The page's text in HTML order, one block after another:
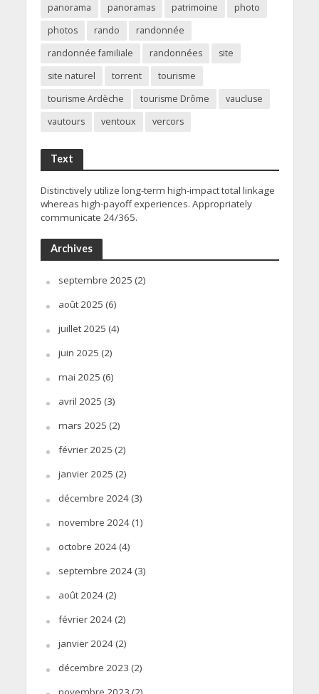
panorama
panoramas patrimoine
photo
photos
rando
randonnée
randonnée familiale
randonnées
site
site naturel
torrent
tourisme
tourisme Ardèche
tourisme Drôme
vaucluse
vautours
ventoux vercors
Text
Distinctively utilize long-term high-impact total linkage
whereas high-payoff experiences. Appropriately
communicate 24/365.
Archives
septembre 2025 (2)
août 2025 (6)
juillet 2025 (4)
juin 2025 (2)
mai 2025 (6)
avril 2025 (3)
mars 2025 (2)
février 2025 (2)
janvier 2025 (2)
décembre 2024(3)
novembre 2024(1)
octobre 2024(4)
septembre 2024(3)
août 2024(2)
février 2024(2)
janvier 2024(2)
décembre 2023 (2)